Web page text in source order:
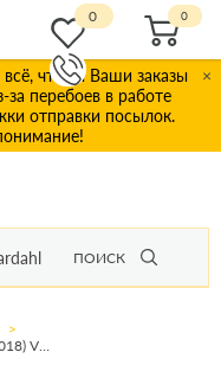
чтобы Ваши заказы
перебоев в работе
отправки посылок.
×
ПОИСК
0